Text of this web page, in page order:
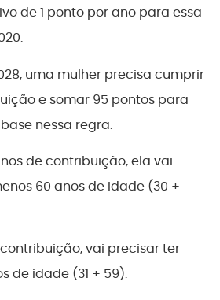
de 1 ponto por ano para essa
uma mulher precisa cumprir
e somar 95 pontos para
nessa regra.
de contribuição, ela vai
60 anos de idade (30 +
contribuição, vai precisar ter
de idade (31 + 59).